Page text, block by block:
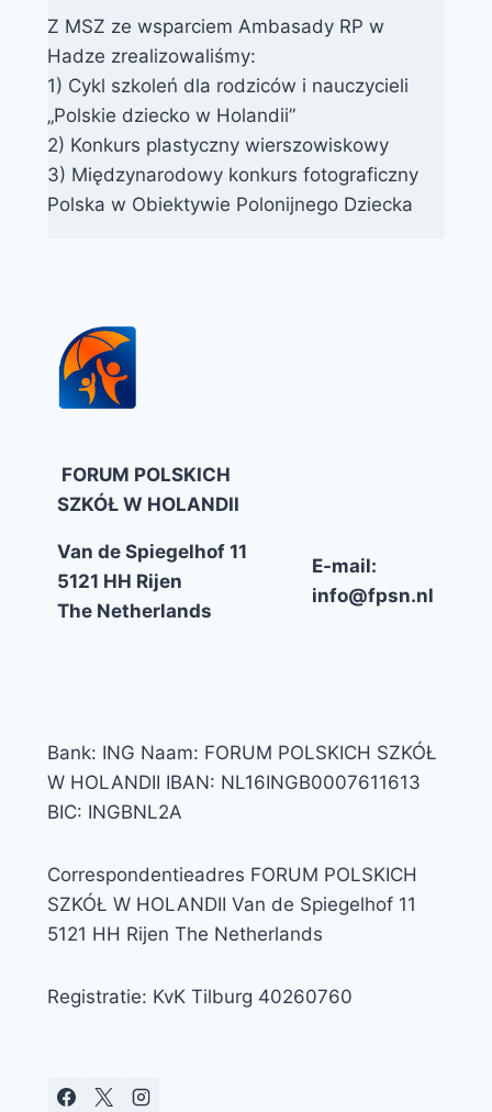
Z MSZ ze wsparciem Ambasady RP w
Hadze zrealizowaliśmy:
1) Cykl szkoleń dla rodziców i nauczycieli
„Polskie dziecko w Holandii”
2) Konkurs plastyczny wierszowiskowy
3) Międzynarodowy konkurs fotograficzny
Polska w Obiektywie Polonijnego Dziecka
FORUM POLSKICH
SZKÓŁ W HOLANDII
Van de Spiegelhof 11
5121 HH Rijen
The Netherlands
E-mail:
info@fpsn.nl
Bank: ING Naam: FORUM POLSKICH SZKÓŁ
W HOLANDII IBAN: NL16INGB0007611613
BIC: INGBNL2A
Correspondentieadres FORUM POLSKICH
SZKÓŁ W HOLANDII Van de Spiegelhof 11
5121 HH Rijen The Netherlands
Registratie: KvK Tilburg 40260760